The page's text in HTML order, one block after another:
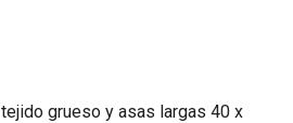
grueso y asas largas 40 x